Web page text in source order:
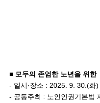
■ 모두의 존엄한 노년을 위한
- 일시·장소 : 2025. 9. 30.(화
- 공동주최 : 노인인권기본법